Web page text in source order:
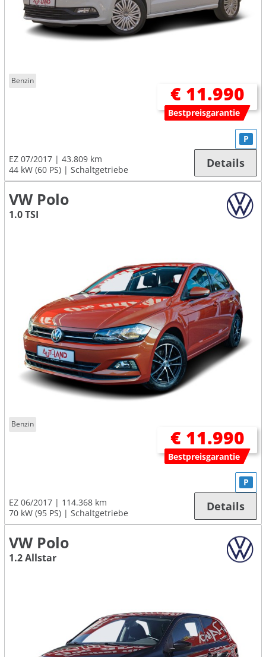
Benzin
€ 11.990
Bestpreisgarantie
EZ 07/2017
43.809 km
44 kW (60 PS)
Schaltgetriebe
P
Details
VW Polo
1.0 TSI
Benzin
€ 11.990
Bestpreisgarantie
EZ 06/2017
114.368 km
70 kW (95 PS)
Schaltgetriebe
P
Details
VW Polo
1.2 Allstar